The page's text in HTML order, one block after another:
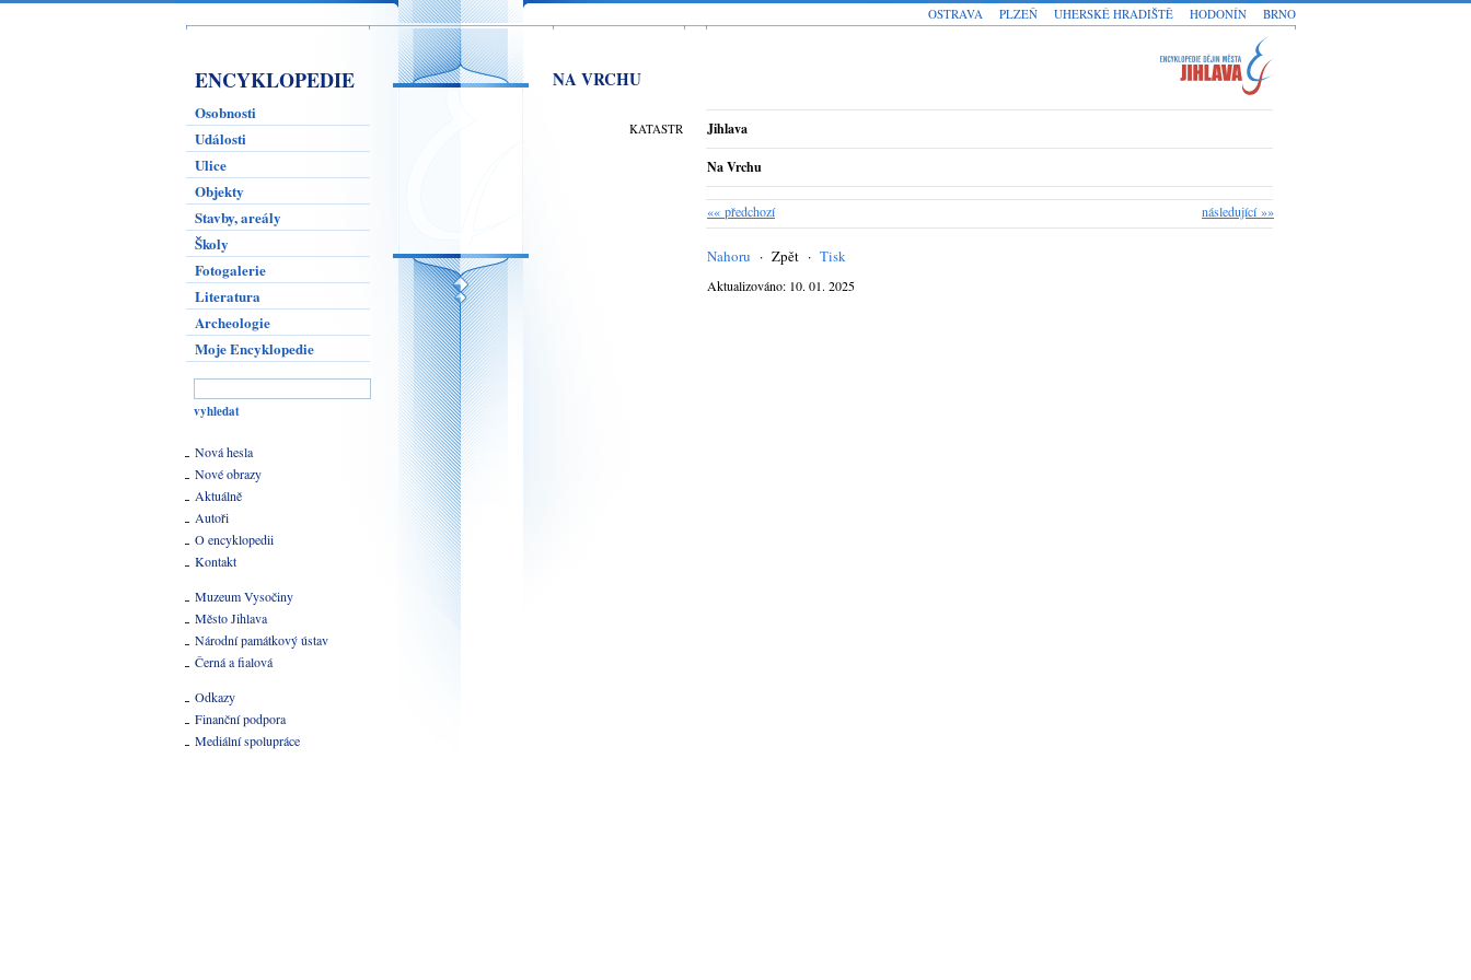
ENCYKLOPEDIE
Osobnosti
Události
Ulice
Objekty
Stavby, areály
Školy
Fotogalerie
Literatura
Archeologie
Moje Encyklopedie
Nová hesla
Nové obrazy
Aktuálně
Autoři
O encyklopedii
Kontakt
Muzeum Vysočiny
Město Jihlava
Národní památkový ústav
Černá a fialová
Odkazy
Finanční podpora
Mediální spolupráce
NA VRCHU
KATASTR Jihlava
Na Vrchu
následující »»
«« předchozí
Nahoru · Zpět · Tisk
Aktualizováno: 10. 01. 2025
BRNO
HODONÍN
UHERSKÉ HRADIŠTĚ
PLZEŇ
OSTRAVA